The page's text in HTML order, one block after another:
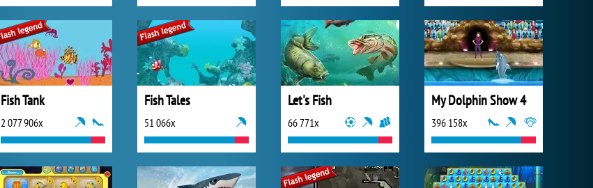
Fish Tank
2 077 906x
Fish Tales
51 066x
Let's Fish
66 771x
My Dolphin Show 4
396 158x